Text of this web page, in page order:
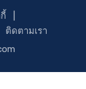
ติดตามเรา